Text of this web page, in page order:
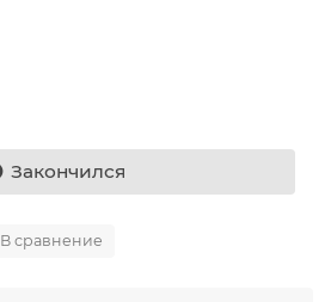
Закончился
В сравнение